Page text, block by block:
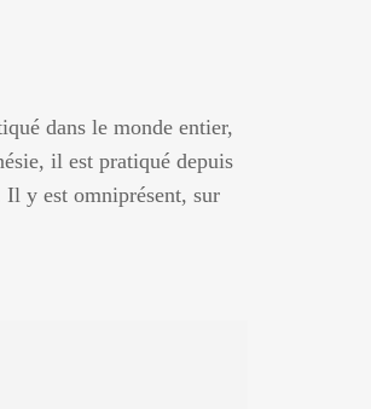
dans le monde entier,
il est pratiqué depuis
y est omniprésent, sur